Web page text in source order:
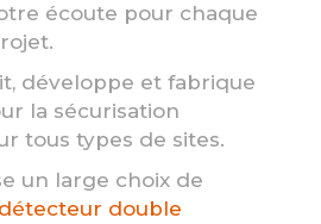
écoute pour chaque
développe et fabrique
la sécurisation
tous types de sites.
un large choix de
détecteur double